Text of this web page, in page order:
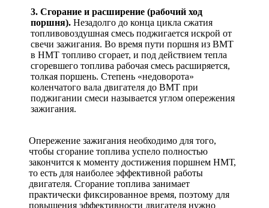
3. Сгорание и расширение (рабочий ход
поршня). Незадолго до конца цикла сжатия
топливовоздушная смесь поджигается искрой от
свечи зажигания. Во время пути поршня из ВМТ
в НМТ топливо сгорает, и под действием тепла
сгоревшего топлива рабочая смесь расширяется,
толкая поршень. Степень «недоворота»
коленчатого вала двигателя до ВМТ при
поджигании смеси называется углом опережения
зажигания.
Опережение зажигания необходимо для того,
чтобы сгорание топлива успело полностью
закончится к моменту достижения поршнем НМТ,
то есть для наиболее эффективной работы
двигателя. Сгорание топлива занимает
практически фиксированное время, поэтому для
повышения эффективности двигателя нужно